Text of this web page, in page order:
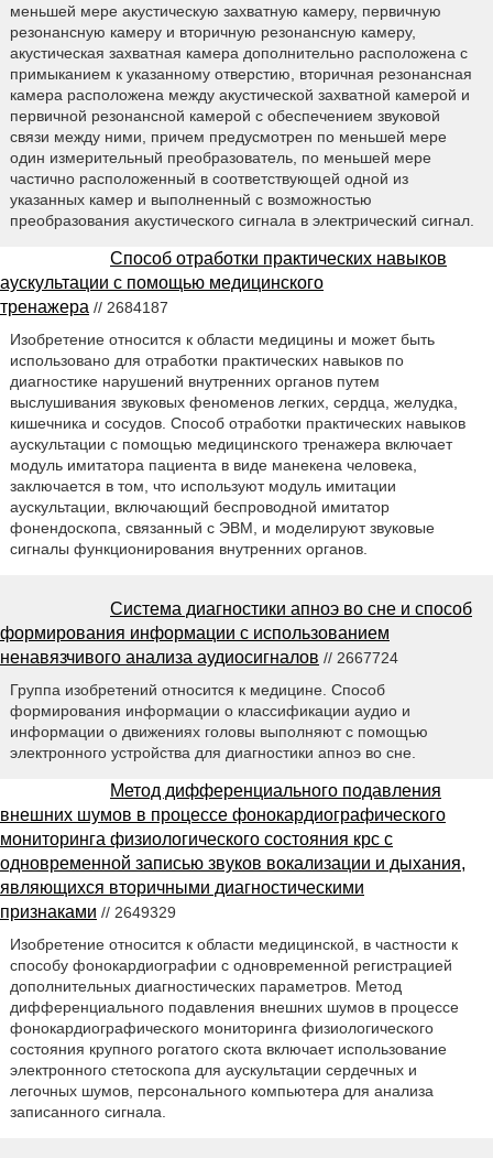
меньшей мере акустическую захватную камеру, первичную
резонансную камеру и вторичную резонансную камеру,
акустическая захватная камера дополнительно расположена с
примыканием к указанному отверстию, вторичная резонансная
камера расположена между акустической захватной камерой и
первичной резонансной камерой с обеспечением звуковой
связи между ними, причем предусмотрен по меньшей мере
один измерительный преобразователь, по меньшей мере
частично расположенный в соответствующей одной из
указанных камер и выполненный с возможностью
преобразования акустического сигнала в электрический сигнал.
Способ отработки практических навыков
аускультации с помощью медицинского
тренажера // 2684187
Изобретение относится к области медицины и может быть
использовано для отработки практических навыков по
диагностике нарушений внутренних органов путем
выслушивания звуковых феноменов легких, сердца, желудка,
кишечника и сосудов. Способ отработки практических навыков
аускультации с помощью медицинского тренажера включает
модуль имитатора пациента в виде манекена человека,
заключается в том, что используют модуль имитации
аускультации, включающий беспроводной имитатор
фонендоскопа, связанный с ЭВМ, и моделируют звуковые
сигналы функционирования внутренних органов.
Система диагностики апноэ во сне и способ
формирования информации с использованием
ненавязчивого анализа аудиосигналов // 2667724
Группа изобретений относится к медицине. Способ
формирования информации о классификации аудио и
информации о движениях головы выполняют с помощью
электронного устройства для диагностики апноэ во сне.
Метод дифференциального подавления
внешних шумов в процессе фонокардиографического
мониторинга физиологического состояния крс с
одновременной записью звуков вокализации и дыхания,
являющихся вторичными диагностическими
признаками // 2649329
Изобретение относится к области медицинской, в частности к
способу фонокардиографии с одновременной регистрацией
дополнительных диагностических параметров. Метод
дифференциального подавления внешних шумов в процессе
фонокардиографического мониторинга физиологического
состояния крупного рогатого скота включает использование
электронного стетоскопа для аускультации сердечных и
легочных шумов, персонального компьютера для анализа
записанного сигнала.